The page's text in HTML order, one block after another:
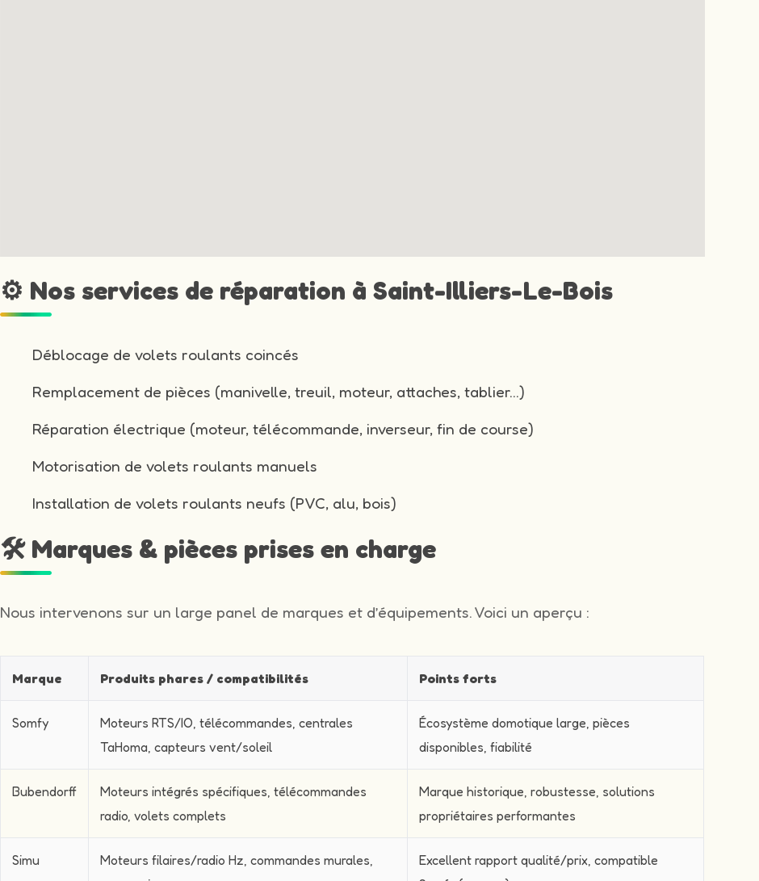
⚙️ Nos services de réparation à Saint-Illiers-Le-Bois
Déblocage de volets roulants coincés
Remplacement de pièces (manivelle, treuil, moteur, attaches, tablier…)
Réparation électrique (moteur, télécommande, inverseur, fin de course)
Motorisation de volets roulants manuels
Installation de volets roulants neufs (PVC, alu, bois)
🛠️ Marques & pièces prises en charge
Nous intervenons sur un large panel de marques et d’équipements. Voici un aperçu :
Marque Produits phares / compatibilités Points forts
Somfy
Moteurs RTS/IO, télécommandes, centrales
TaHoma, capteurs vent/soleil
Écosystème domotique large, pièces
disponibles, fiabilité
Bubendorff
Moteurs intégrés spécifiques, télécommandes
radio, volets complets
Marque historique, robustesse, solutions
propriétaires performantes
Simu
Moteurs filaires/radio Hz, commandes murales,
Excellent rapport qualité/prix, compatible